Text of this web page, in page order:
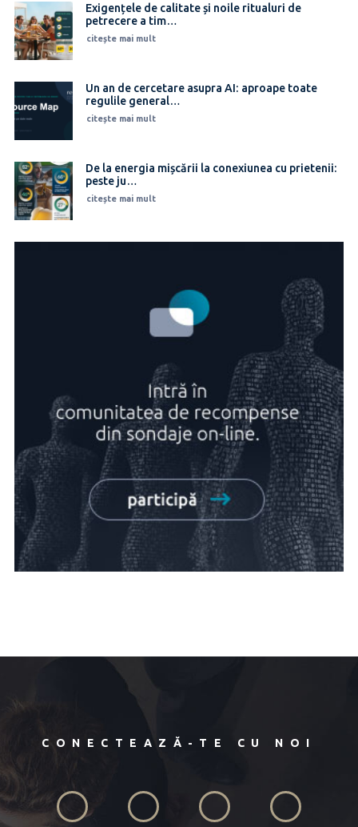
Exigențele de calitate și noile ritualuri de
petrecere a tim…
citește mai mult
Un an de cercetare asupra AI: aproape toate
regulile general…
citește mai mult
De la energia mișcării la conexiunea cu prietenii:
peste ju…
citește mai mult
CONECTEAZĂ-TE CU NOI